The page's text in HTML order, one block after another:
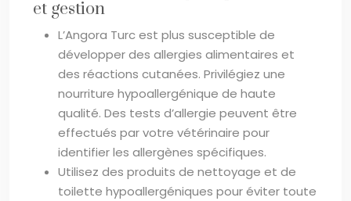
et gestion
L’Angora Turc est plus susceptible de
développer des allergies alimentaires et
des réactions cutanées. Privilégiez une
nourriture hypoallergénique de haute
qualité. Des tests d’allergie peuvent être
effectués par votre vétérinaire pour
identifier les allergènes spécifiques.
Utilisez des produits de nettoyage et de
toilette hypoallergéniques pour éviter toute